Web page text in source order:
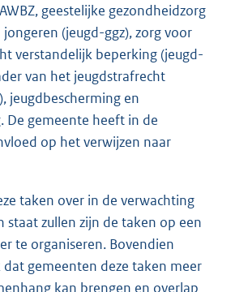
geestelijke gezondheidzorg
(jeugd-ggz), zorg voor
verstandelijk beperking (jeugd-
van het jeugdstrafrecht
jeugdbescherming en
De gemeente heeft in de
op het verwijzen naar
taken over in de verwachting
staat zullen zijn de taken op een
te organiseren. Bovendien
gemeenten deze taken meer
kan brengen en overlap